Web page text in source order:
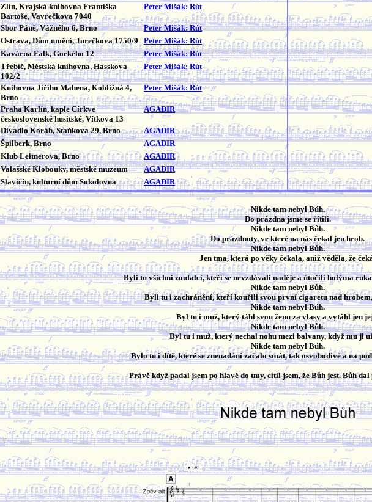
Zlín, Krajská knihovna Františka
Bartoše, Vavrečkova 7040
Peter Mišák: Rút
Sbor Páně, Vážného 6, Brno
Peter Mišák: Rút
Ostrava, Dům umění, Jurečkova 1750/9 Peter Mišák: Rút
Kavárna Falk, Gorkého 12
Peter Mišák: Rút
Třebíč, Městská knihovna, Hasskova
102/2
Peter Mišák: Rút
Knihovna Jiřího Mahena, Kobližná 4,
Brno
Peter Mišák: Rút
Praha Karlín, kaple Církve
československé husitské, Vítkova 13
AGADIR
Divadlo Koráb, Staňkova 29, Brno
AGADIR
Špilberk, Brno
AGADIR
Klub Leitnerova, Brno
AGADIR
Valašské Klobouky, městské muzeum
AGADIR
Slavičín, kulturní dům Sokolovna AGADIR
Nikde tam nebyl Bůh.
Do prázdna jsme se řítili.
Nikde tam nebyl Bůh.
Do prázdnoty, ve které na nás čekal jen hrob.
Nikde tam nebyl Bůh.
Jen tma, která po věky čekala, aniž věděla, že
Byli tu všichni zoufalci, kteří se nevzdávali naděje a útočili holýma
Nikde tam nebyl Bůh.
Byli tu i zachránění, kteří kouřili svou první cigaretu nad
Nikde tam nebyl Bůh.
Byl tu i muž, který táhl svou ženu za vlasy a vytáhl jen
Nikde tam nebyl Bůh.
Byl tu i muž, který nechal nohu mezi balvany, když mu ji
Nikde tam nebyl Bůh.
Bylo tu i dítě, které se znenadání začalo smát, tak osvobodivě a na
Právě když padal jsem po hlavě do tmy, cítil jsem, že Bůh jest. Bůh